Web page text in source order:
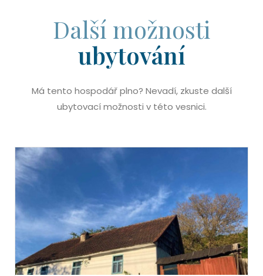
Další možnosti
ubytování
Má tento hospodář plno? Nevadí, zkuste další
ubytovací možnosti v této vesnici.